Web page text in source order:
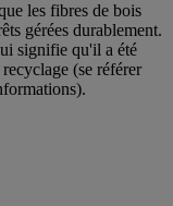
les fibres de bois
gérées durablement.
signifie qu'il a été
(se référer